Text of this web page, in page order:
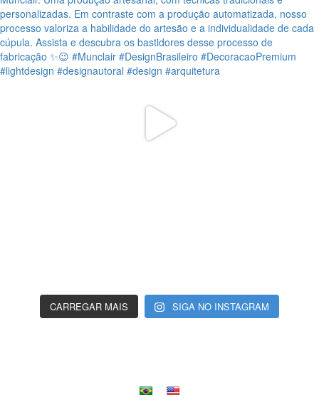
CARREGAR MAIS SIGA NO INSTAGRAM